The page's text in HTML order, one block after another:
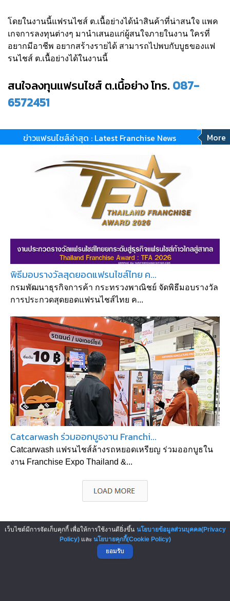
โดยในงานนี้แฟรนไชส์ ต.เนื้อย่างได้นำสินค้าที่น่าสนใจ แพค
เกจการลงทุนต่างๆ มานำเสนอแก่ผู้สนใจภายในงาน ใครที่
อยากมีอาชีพ อยากสร้างรายได้ สามารถไปพบกับบูธของแฟ
รนไชส์ ต.เนื้อย่างได้ในงานนี้
สนใจลงทุนแฟรนไชส์ ต.เนื้อย่าง โทร. 087-
6572451
ข่าวแฟรนไชส์ล่าสุด : Latest Franchise News More
พิธีมอบรางวัลสุดยอดแฟรนไชส์ไทย ค...
กรมพัฒนาธุรกิจการค้า กระทรวงพาณิชย์ จัดพิธีมอบรางวัล
การประกวดสุดยอดแฟรนไชส์ไทย ค...
Catcarwash ร่วมออกบูธงาน Franchi...
Catcarwash แฟรนไชส์ล้างรถหยอดเหรียญ ร่วมออกบูธใน
งาน Franchise Expo Thailand &...
▲ GO TO TOP
เว็บไซต์มีการจัดเก็บคุกกี้ เพื่อให้การใช้งานดียิ่งขึ้น นโยบายข้อมูลส่วนบุคคล(Privacy
Policy)และ นโยบายคุกกี้(Cookie Policy)
ยอมรับ